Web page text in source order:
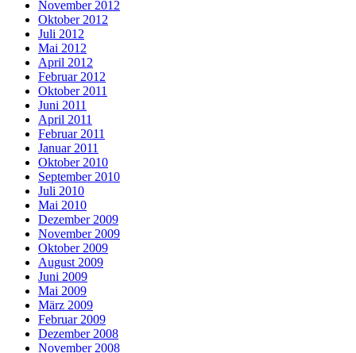
November 2012
Oktober 2012
Juli 2012
Mai 2012
April 2012
Februar 2012
Oktober 2011
Juni 2011
April 2011
Februar 2011
Januar 2011
Oktober 2010
September 2010
Juli 2010
Mai 2010
Dezember 2009
November 2009
Oktober 2009
August 2009
Juni 2009
Mai 2009
März 2009
Februar 2009
Dezember 2008
November 2008